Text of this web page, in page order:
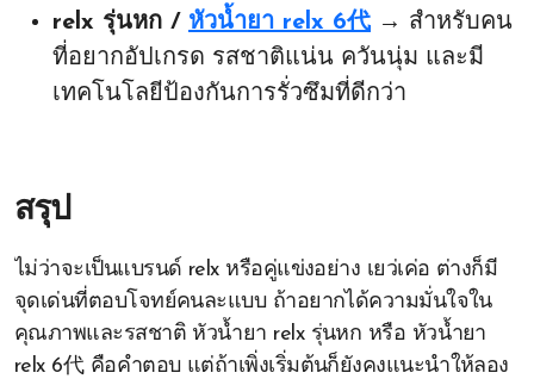
relx รุ่นหก / หัวน้ำยา relx 6代 → สำหรับคน
ที่อยากอัปเกรด รสชาติแน่น ควันนุ่ม และมี
เทคโนโลยีป้องกันการรั่วซึมที่ดีกว่า
สรุป
ไม่ว่าจะเป็นแบรนด์ relx หรือคู่แข่งอย่าง เยว่เค่อ ต่างก็มี
จุดเด่นที่ตอบโจทย์คนละแบบ ถ้าอยากได้ความมั่นใจใน
คุณภาพและรสชาติ หัวน้ำยา relx รุ่นหก หรือ หัวน้ำยา
relx 6代 คือคำตอบ แต่ถ้าเพิ่งเริ่มต้นก็ยังคงแนะนำให้ลอง